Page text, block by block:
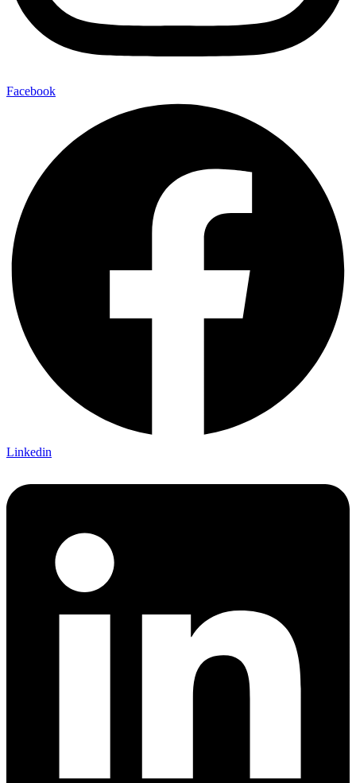
Facebook
Linkedin